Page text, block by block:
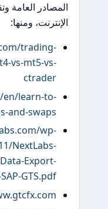
العامة وتقارير التقييم
www.axiory.com/
platforms/mt4-vs-mt5-
4t.com/en/
trade/spreads-and-
www.nextlabs.com/
2024/11/
Technical-Data-
for-SAP-
https://